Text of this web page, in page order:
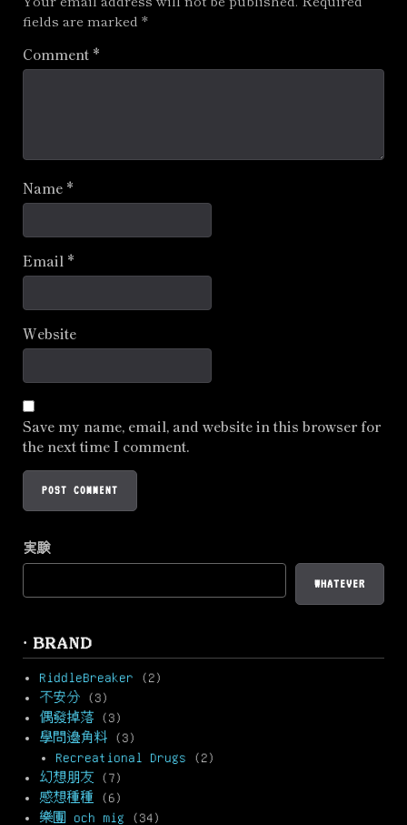
fields are marked *
Comment *
Name *
Email *
Website
Save my name, email, and website in this browser for
the next time I comment.
実験
WHATEVER
· BRAND
RiddleBreaker (2)
不安分 (3)
偶發掉落 (3)
學問邊角料 (3)
Recreational Drugs (2)
幻想朋友 (7)
感想種種 (6)
樂團 och mig (34)